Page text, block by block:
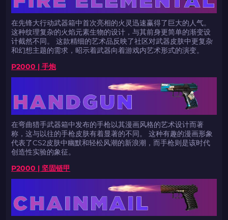
在先锋大行动武器箱中首次亮相的火灵迅速赢得了巨大的人气。
这种纹理复杂的火焰元素生物的设计，与其前身更简单的渐变设
计截然不同。 这款精细的艺术品反映了社区对武器皮肤中更复杂
和幻想主题的需求，昭示着武器向着游戏内艺术形式的演变。
P2000 | 手炮
在弯曲猎手武器箱中发布的手枪以其漫画风格的艺术设计而著
称，这与以往的手枪皮肤有着显著的不同。 这种有趣的漫画形象
代表了CS2皮肤中幽默和轻松风潮的新浪潮，而手枪则是该时代
创造性实验的象征。
P2000 | 坚固链甲